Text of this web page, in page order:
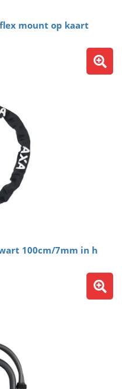
mount op kaart
100cm/7mm in h